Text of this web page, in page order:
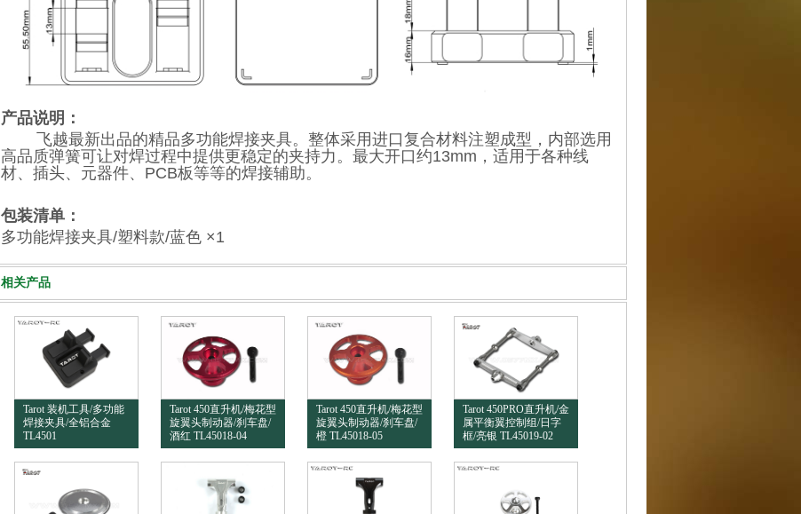
产品说明：
飞越最新出品的精品多功能焊接夹具。整体采用进口复合材料注塑成型，内部选用
高品质弹簧可让对焊过程中提供更稳定的夹持力。最大开口约13mm，适用于各种线
材、插头、元器件、PCB板等等的焊接辅助。
包装清单：
多功能焊接夹具/塑料款/蓝色 ×1
相关产品
Tarot 装机工具/多功能
焊接夹具/全铝合金
TL4501
Tarot 450直升机/梅花型
旋翼头制动器/刹车盘/
酒红 TL45018-04
Tarot 450直升机/梅花型
旋翼头制动器/刹车盘/
橙 TL45018-05
Tarot 450PRO直升机/金
属平衡翼控制组/日字
框/亮银 TL45019-02